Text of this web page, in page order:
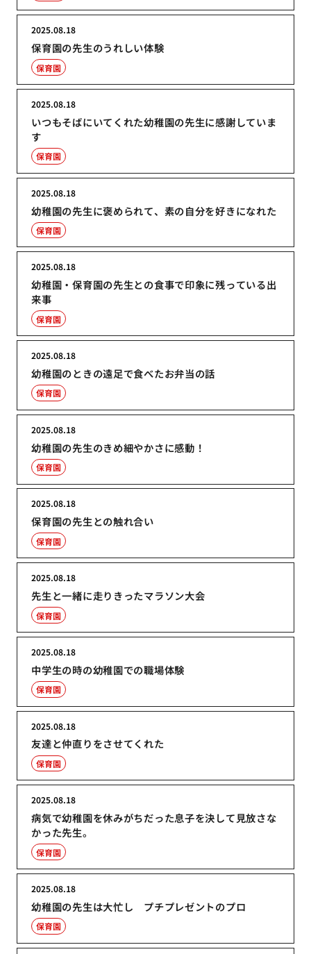
保育園の先生のうれしい体験
2025.08.18
保育園
いつもそばにいてくれた幼稚園の先生に感謝していま
す
2025.08.18
保育園
幼稚園の先生に褒められて、素の自分を好きになれた
2025.08.18
保育園
幼稚園・保育園の先生との食事で印象に残っている出
来事
2025.08.18
保育園
幼稚園のときの遠足で食べたお弁当の話
2025.08.18
保育園
幼稚園の先生のきめ細やかさに感動！
2025.08.18
保育園
保育園の先生との触れ合い
2025.08.18
保育園
先生と一緒に走りきったマラソン大会
2025.08.18
保育園
中学生の時の幼稚園での職場体験
2025.08.18
保育園
友達と仲直りをさせてくれた
2025.08.18
保育園
病気で幼稚園を休みがちだった息子を決して見放さな
かった先生。
2025.08.18
保育園
幼稚園の先生は大忙し プチプレゼントのプロ
2025.08.18
保育園